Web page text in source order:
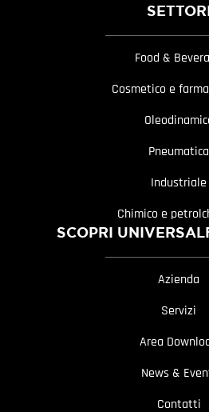
Food &
Cosmetico e
Pneumatica
Industriale
Chimico e
SCOPRI
Azienda
Servizi
Area
News &
Contatti